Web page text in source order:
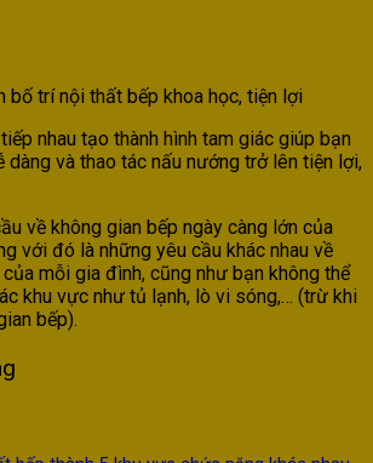
bố trí nội thất bếp khoa học, tiện lợi
nhau tạo thành hình tam giác giúp bạn
dàng và thao tác nấu nướng trở lên tiện lợi,
về không gian bếp ngày càng lớn của
với đó là những yêu cầu khác nhau về
mỗi gia đình, cũng như bạn không thể
khu vực như tủ lạnh, lò vi sóng,… (trừ khi
bếp).